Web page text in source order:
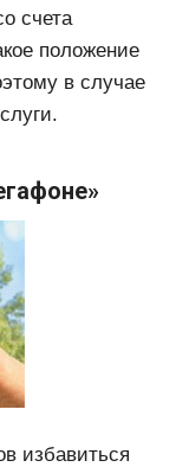
счета
положение
в случае
избавиться